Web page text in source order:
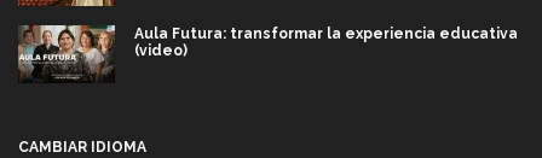
Aula Futura: transformar la experiencia educativa
(video)
CAMBIAR IDIOMA